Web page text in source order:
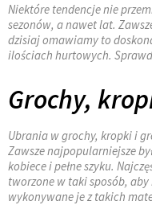
Niektóre tendencje nie
sezonów, a nawet lat.
dzisiaj omawiamy to
ilościach hurtowych.
Grochy,
Ubrania w grochy, kropki i
Zawsze najpopularniejsze
kobiece i pełne szyku.
tworzone w taki sposób,
wykonywane je z takich